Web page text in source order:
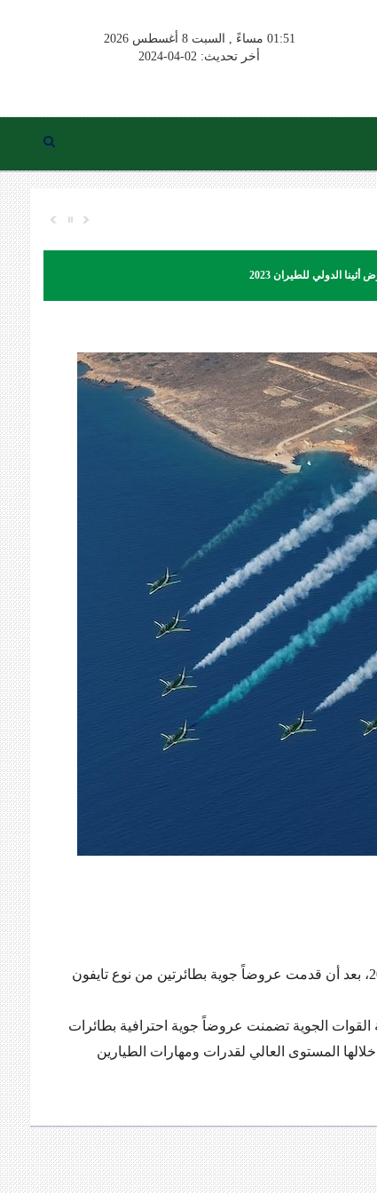
01:51 مساءً , السبت 8 أغسطس 2026
أخر تحديث: 02-04-2024
الدولي للطيران 2023
اختتمت القوات الجوية الملكية السعودية مشاركتها في معرض أثينا الدولي للطيران 2023، بعد أن قدمت عروضاً جوية بطائرتين من نوع تايفون
الجوية تضمنت عروضاً جوية احترافية بطائرات
المستوى العالي لقدرات ومهارات الطيارين